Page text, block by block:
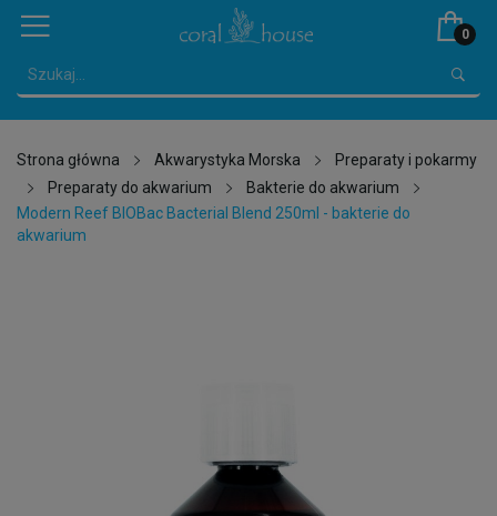
0
Strona główna Akwarystyka Morska
Preparaty i pokarmy
Preparaty do akwarium
Bakterie do akwarium
Modern Reef BIOBac Bacterial Blend 250ml - bakterie do
akwarium